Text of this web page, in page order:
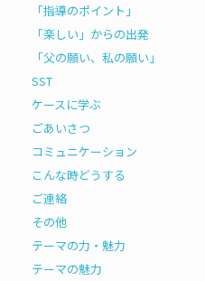
「指導のポイント」
「楽しい」からの出発
「父の願い、私の願い」
SST
ケースに学ぶ
ごあいさつ
コミュニケーション
こんな時どうする
ご連絡
その他
テーマの力・魅力
テーマの魅力